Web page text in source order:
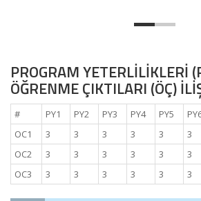
PROGRAM YETERLİLİKLERİ
ÖĞRENME ÇIKTILARI (ÖÇ)
# PY1 PY2 PY3 PY4 PY5
OC1
3 3 3 3 3 3
OC2
3 3 3 3 3 3
OC3
3 3 3 3 3 3